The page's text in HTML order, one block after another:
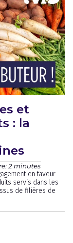
et
: la
2 minutes
en faveur
servis dans les
de filières de